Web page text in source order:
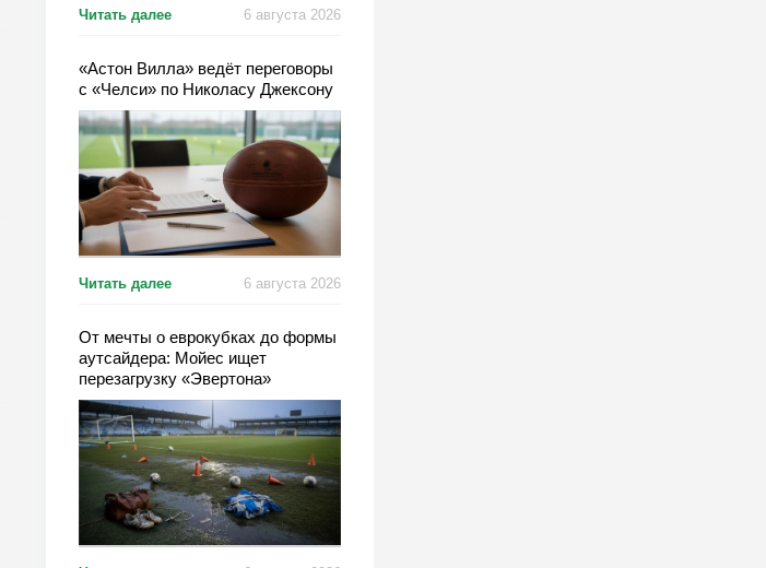
Читать далее 6 августа 2026
«Астон Вилла» ведёт переговоры
с «Челси» по Николасу Джексону
Читать далее 6 августа 2026
От мечты о еврокубках до формы
аутсайдера: Мойес ищет
перезагрузку «Эвертона»